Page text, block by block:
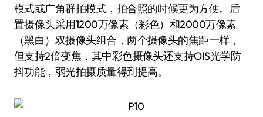
模式或广角群拍模式，拍合照的时候更为方便。后
置摄像头采用1200万像素（彩色）和2000万像素
（黑白）双摄像头组合，两个摄像头的焦距一样，
但支持2倍变焦，其中彩色摄像头还支持OIS光学防
抖功能，弱光拍摄质量得到提高。